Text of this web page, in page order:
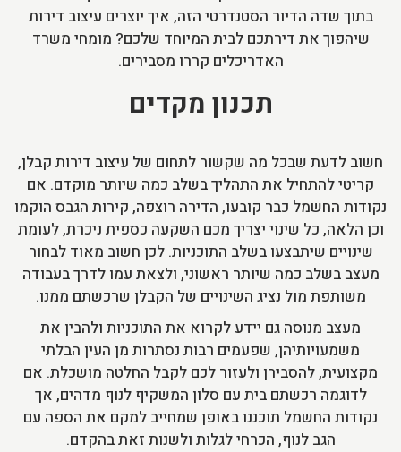
בתוך שדה הדיור הסטנדרטי הזה, איך יוצרים עיצוב דירות
שיהפוך את דירתכם לבית המיוחד שלכם? מומחי משרד
האדריכלים קררו מסבירים.
תכנון מקדים
חשוב לדעת שבכל מה שקשור לתחום של עיצוב דירות קבלן,
קריטי להתחיל את התהליך בשלב כמה שיותר מוקדם. אם
נקודות החשמל כבר קובעו, הדירה רוצפה, קירות הגבס הוקמו
וכן הלאה, כל שינוי יצריך מכם השקעה כספית ניכרת, לעומת
שינויים שיתבצעו בשלב התוכניות. לכן חשוב מאוד לבחור
מעצב בשלב כמה שיותר ראשוני, ולצאת עמו לדרך בעבודה
משותפת מול נציג השינויים של הקבלן שרכשתם ממנו.
מעצב מנוסה גם יידע לקרוא את התוכניות ולהבין את
משמעויותיהן, שפעמים רבות נסתרות מן העין הבלתי
מקצועית, להסבירן ולעזור לכם לקבל החלטה מושכלת. אם
לדוגמה רכשתם בית עם סלון המשקיף לנוף מדהים, אך
נקודות החשמל תוכננו באופן שמחייב למקם את הספה עם
הגב לנוף, הכרחי לגלות ולשנות זאת בהקדם.